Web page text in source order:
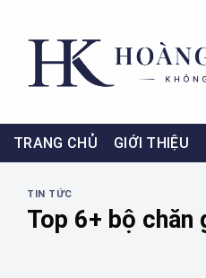
TRANG CHỦ GIỚI THIỆU
TIN TỨC
Top 6+ bộ